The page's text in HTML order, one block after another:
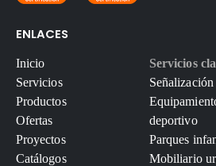
ENLACES
Inicio
Servicios
Productos
Ofertas
Proyectos
Catálogos
Servicios
Señalización
deportivo
Parques
Mobiliario